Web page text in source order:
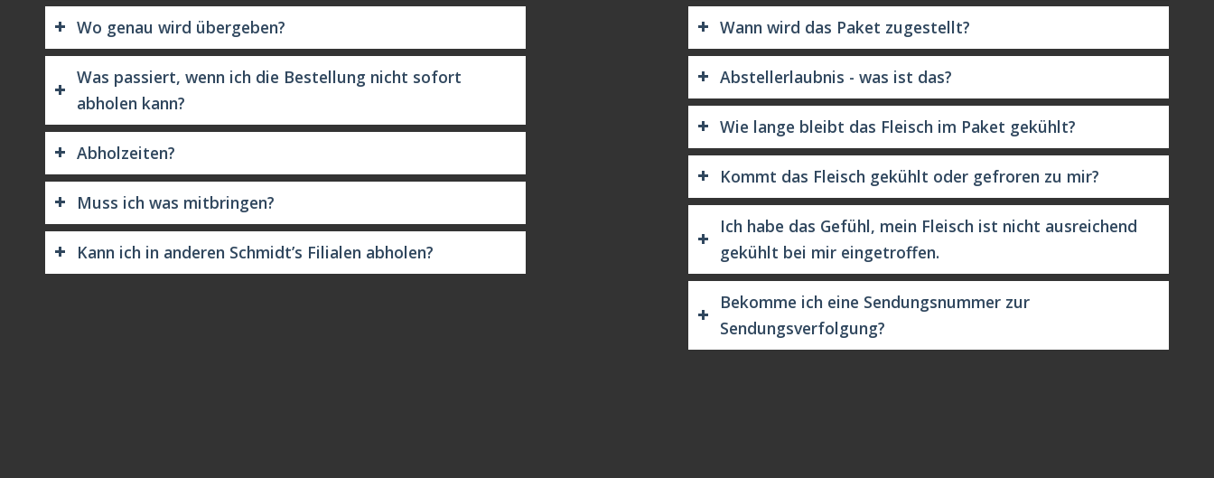
Wo genau wird übergeben?
Was passiert, wenn ich die Bestellung nicht sofort
abholen kann?
Abholzeiten?
Muss ich was mitbringen?
Kann ich in anderen Schmidt’s Filialen abholen?
Wann wird das Paket zugestellt?
Abstellerlaubnis - was ist das?
Wie lange bleibt das Fleisch im Paket gekühlt?
Kommt das Fleisch gekühlt oder gefroren zu mir?
Ich habe das Gefühl, mein Fleisch ist nicht ausreichend
gekühlt bei mir eingetroffen.
Bekomme ich eine Sendungsnummer zur
Sendungsverfolgung?